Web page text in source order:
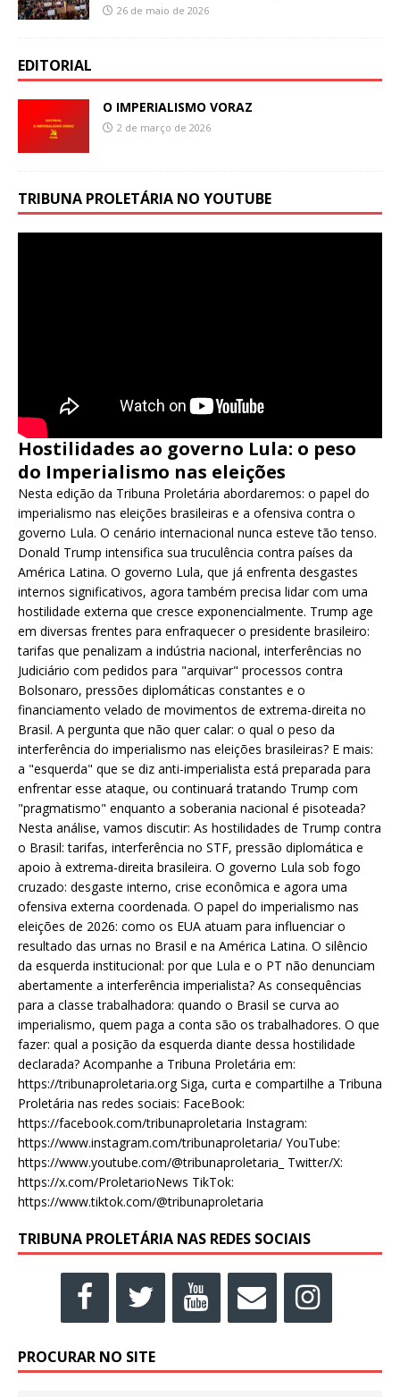
26 de maio de 2026
EDITORIAL
O IMPERIALISMO VORAZ
2 de março de 2026
TRIBUNA PROLETÁRIA NO YOUTUBE
Hostilidades ao governo Lula: o peso
do Imperialismo nas eleições
Nesta edição da Tribuna Proletária abordaremos: o papel do
imperialismo nas eleições brasileiras e a ofensiva contra o
governo Lula. O cenário internacional nunca esteve tão tenso.
Donald Trump intensifica sua truculência contra países da
América Latina. O governo Lula, que já enfrenta desgastes
internos significativos, agora também precisa lidar com uma
hostilidade externa que cresce exponencialmente. Trump age
em diversas frentes para enfraquecer o presidente brasileiro:
tarifas que penalizam a indústria nacional, interferências no
Judiciário com pedidos para "arquivar" processos contra
Bolsonaro, pressões diplomáticas constantes e o
financiamento velado de movimentos de extrema-direita no
Brasil. A pergunta que não quer calar: o qual o peso da
interferência do imperialismo nas eleições brasileiras? E mais:
a "esquerda" que se diz anti-imperialista está preparada para
enfrentar esse ataque, ou continuará tratando Trump com
"pragmatismo" enquanto a soberania nacional é pisoteada?
Nesta análise, vamos discutir: As hostilidades de Trump contra
o Brasil: tarifas, interferência no STF, pressão diplomática e
apoio à extrema-direita brasileira. O governo Lula sob fogo
cruzado: desgaste interno, crise econômica e agora uma
ofensiva externa coordenada. O papel do imperialismo nas
eleições de 2026: como os EUA atuam para influenciar o
resultado das urnas no Brasil e na América Latina. O silêncio
da esquerda institucional: por que Lula e o PT não denunciam
abertamente a interferência imperialista? As consequências
para a classe trabalhadora: quando o Brasil se curva ao
imperialismo, quem paga a conta são os trabalhadores. O que
fazer: qual a posição da esquerda diante dessa hostilidade
declarada? Acompanhe a Tribuna Proletária em:
https://tribunaproletaria.org Siga, curta e compartilhe a Tribuna
Proletária nas redes sociais: FaceBook:
https://facebook.com/tribunaproletaria Instagram:
https://www.instagram.com/tribunaproletaria/ YouTube:
https://www.youtube.com/@tribunaproletaria_ Twitter/X:
https://x.com/ProletarioNews TikTok:
https://www.tiktok.com/@tribunaproletaria
TRIBUNA PROLETÁRIA NAS REDES SOCIAIS
PROCURAR NO SITE